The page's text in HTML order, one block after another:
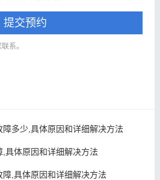
提交预约
系。
多少,具体原因和详细解决方法
具体原因和详细解决方法
,具体原因和详细解决方法